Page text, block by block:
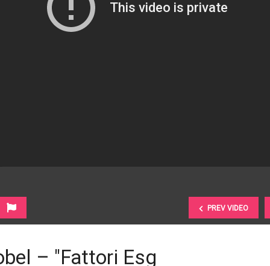
PREV VIDEO
– "Fattori Esg